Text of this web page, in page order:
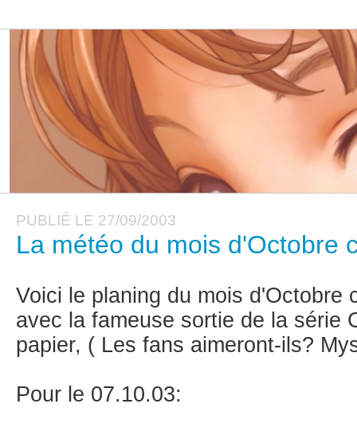
PUBLIÉ LE 27/09/2003
La météo du mois d'Octobre
Voici le planing du mois d'Octobre
avec la fameuse sortie de la série
papier, ( Les fans aimeront-ils?
Pour le 07.10.03: